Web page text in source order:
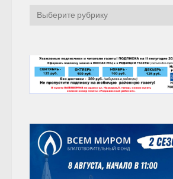
Рубрики